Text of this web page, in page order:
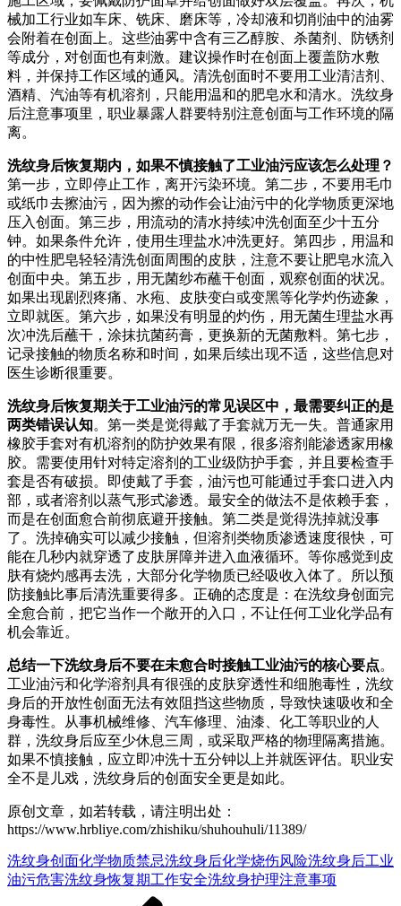
械加工行业如车床、铣床、磨床等，冷却液和切削油中的油雾
会附着在创面上。这些油雾中含有三乙醇胺、杀菌剂、防锈剂
等成分，对创面也有刺激。建议操作时在创面上覆盖防水敷
料，并保持工作区域的通风。清洗创面时不要用工业清洁剂、
酒精、汽油等有机溶剂，只能用温和的肥皂水和清水。洗纹身
后注意事项里，职业暴露人群要特别注意创面与工作环境的隔
离。
洗纹身后恢复期内，如果不慎接触了工业油污应该怎么处理？
第一步，立即停止工作，离开污染环境。第二步，不要用毛巾
或纸巾去擦油污，因为擦的动作会让油污中的化学物质更深地
压入创面。第三步，用流动的清水持续冲洗创面至少十五分
钟。如果条件允许，使用生理盐水冲洗更好。第四步，用温和
的中性肥皂轻轻清洗创面周围的皮肤，注意不要让肥皂水流入
创面中央。第五步，用无菌纱布蘸干创面，观察创面的状况。
如果出现剧烈疼痛、水疱、皮肤变白或变黑等化学灼伤迹象，
立即就医。第六步，如果没有明显的灼伤，用无菌生理盐水再
次冲洗后蘸干，涂抹抗菌药膏，更换新的无菌敷料。第七步，
记录接触的物质名称和时间，如果后续出现不适，这些信息对
医生诊断很重要。
洗纹身后恢复期关于工业油污的常见误区中，最需要纠正的是
两类错误认知。第一类是觉得戴了手套就万无一失。普通家用
橡胶手套对有机溶剂的防护效果有限，很多溶剂能渗透家用橡
胶。需要使用针对特定溶剂的工业级防护手套，并且要检查手
套是否有破损。即使戴了手套，油污也可能通过手套口进入内
部，或者溶剂以蒸气形式渗透。最安全的做法不是依赖手套，
而是在创面愈合前彻底避开接触。第二类是觉得洗掉就没事
了。洗掉确实可以减少接触，但溶剂类物质渗透速度很快，可
能在几秒内就穿透了皮肤屏障并进入血液循环。等你感觉到皮
肤有烧灼感再去洗，大部分化学物质已经吸收入体了。所以预
防接触比事后清洗重要得多。正确的态度是：在洗纹身创面完
全愈合前，把它当作一个敞开的入口，不让任何工业化学品有
机会靠近。
总结一下洗纹身后不要在未愈合时接触工业油污的核心要点。
工业油污和化学溶剂具有很强的皮肤穿透性和细胞毒性，洗纹
身后的开放性创面无法有效阻挡这些物质，导致快速吸收和全
身毒性。从事机械维修、汽车修理、油漆、化工等职业的人
群，洗纹身后应至少休息三周，或采取严格的物理隔离措施。
如果不慎接触，应立即冲洗十五分钟以上并就医评估。职业安
全不是儿戏，洗纹身后的创面安全更是如此。
原创文章，如若转载，请注明出处：
https://www.hrbliye.com/zhishiku/shuhouhuli/11389/
洗纹身创面化学物质禁忌洗纹身后化学烧伤风险洗纹身后工业
油污危害洗纹身恢复期工作安全洗纹身护理注意事项